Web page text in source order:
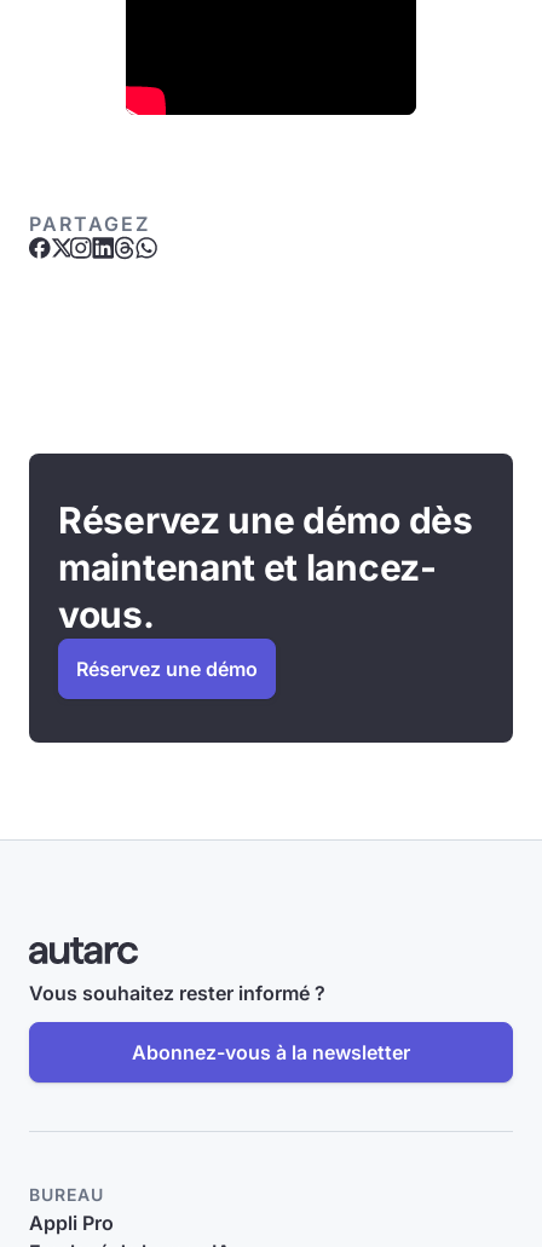
PARTAGEZ
Réservez une démo dès
maintenant et lancez-
vous.
Réservez une démo
Vous souhaitez rester informé ?
Abonnez-vous à la newsletter
BUREAU
Appli Pro